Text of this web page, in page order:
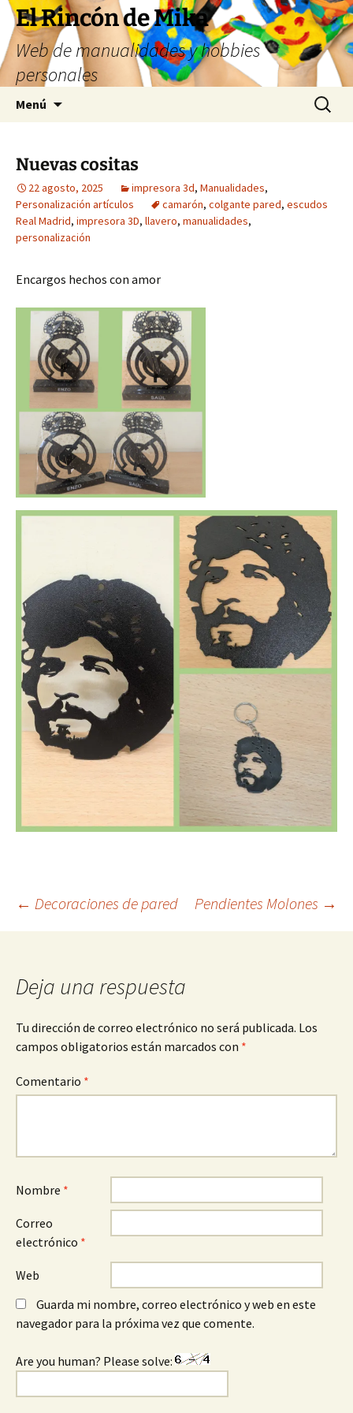
Saltar
contenido
El Rincón de Mika
Web de manualidades y hobbies
personales
Menú Buscar:
Nuevas cositas
22 agosto, 2025 impresora 3d, Manualidades,
Personalización artículos
camarón, colgante pared, escudos
Real Madrid, impresora 3D, llavero, manualidades,
personalización
Encargos hechos con amor
Navegación
entradas
← Decoraciones de pared Pendientes Molones →
Deja una respuesta
Tu dirección de correo electrónico no será publicada. Los
campos obligatorios están marcados con *
Comentario *
Nombre *
Correo
electrónico *
Web
Guarda mi nombre, correo electrónico y web en este
navegador para la próxima vez que comente.
Are you human? Please solve: